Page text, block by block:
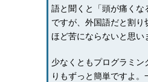
語と聞くと「頭が痛くな
ですが、外国語だと割り
ほど苦にならないと思い
少なくともプログラミン
りもずっと簡単ですよ。